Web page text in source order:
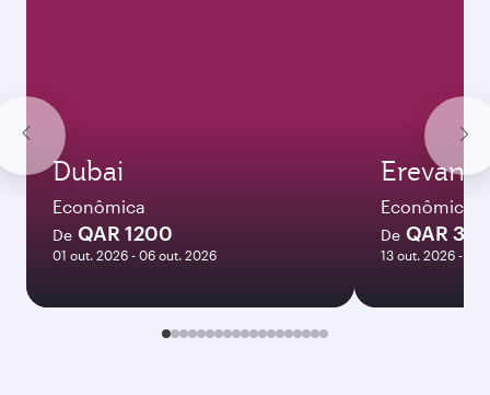
Dubai
Econômica
De QAR 1200
01 out. 2026 - 06 out. 2026
Erevan
Econômica
De QAR
13 out. 2026 - 21